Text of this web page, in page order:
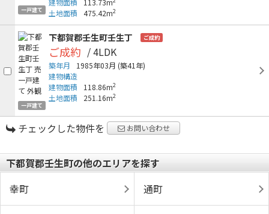
一戸建て 土地面積 475.42m2
一戸建て
下都賀郡壬生町壬生丁 ご成約
ご成約 / 4LDK
築年月 1985年03月 (築41年)
建物構造
建物面積
118.86m2
土地面積 251.16m2
チェックした物件を お問い合わせ
下都賀郡壬生町の他のエリアを探す
幸町
通町